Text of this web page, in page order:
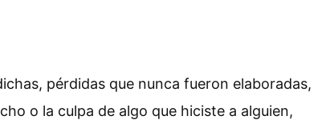
pérdidas que nunca fueron elaboradas,
o la culpa de algo que hiciste a alguien,